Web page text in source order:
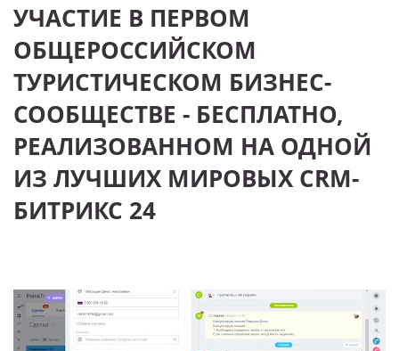
УЧАСТИЕ В ПЕРВОМ
ОБЩЕРОССИЙСКОМ
ТУРИСТИЧЕСКОМ БИЗНЕС-
СООБЩЕСТВЕ - БЕСПЛАТНО,
РЕАЛИЗОВАННОМ НА ОДНОЙ
ИЗ ЛУЧШИХ МИРОВЫХ CRM-
БИТРИКС 24